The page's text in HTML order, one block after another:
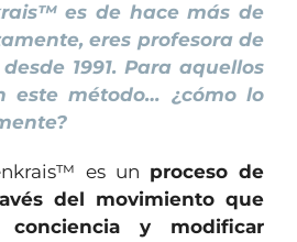
es de hace más de
eres profesora de
1991. Para aquellos
este método… ¿cómo lo
es un proceso de
del movimiento que
y modificar